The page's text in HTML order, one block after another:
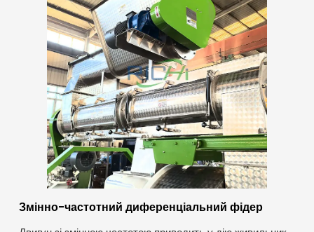
Змінно-частотний диференціальний фідер